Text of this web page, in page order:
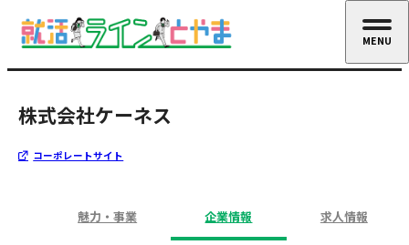
株式会社ケーネス
コーポレートサイト
魅力・事業 企業情報 求人情報
MENU